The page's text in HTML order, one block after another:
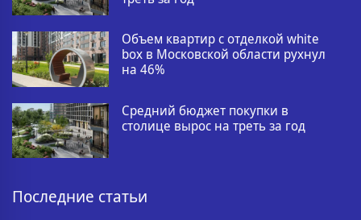
Объем квартир с отделкой white
box в Московской области рухнул
на 46%
Средний бюджет покупки в
столице вырос на треть за год
Последние статьи